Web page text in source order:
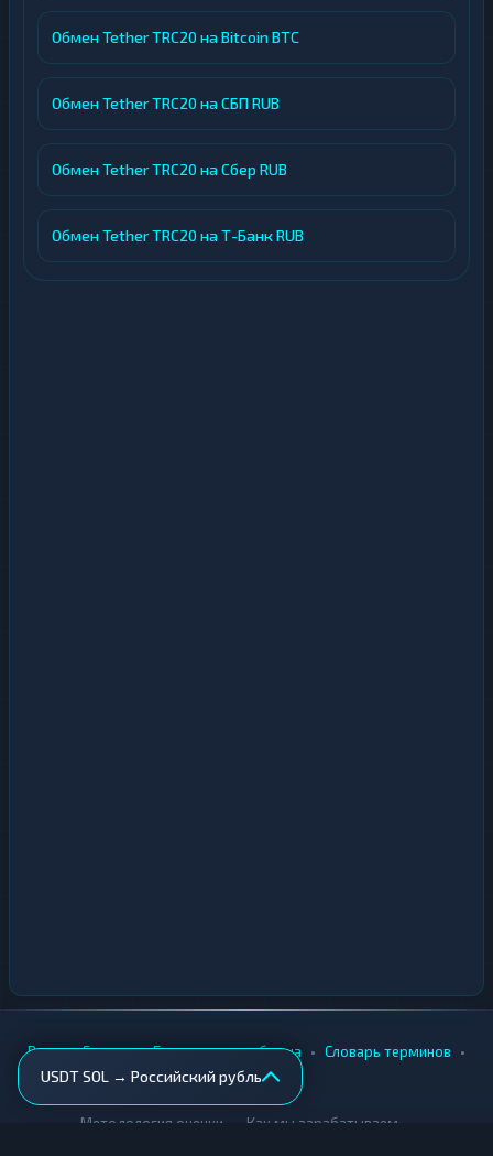
Обмен Tether TRC20 на Bitcoin BTC
Обмен Tether TRC20 на СБП RUB
Обмен Tether TRC20 на Сбер RUB
Обмен Tether TRC20 на Т-Банк RUB
USDT SOL → Российский рубль
Вики • Города • Безопасность обмена • Словарь терминов •
AML-проверка
Методология оценки Как мы зарабатываем